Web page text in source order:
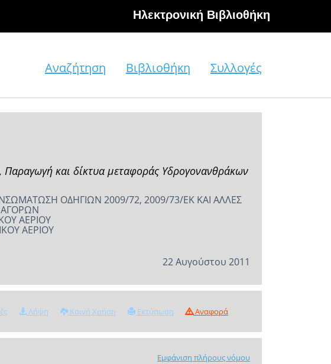
Hλεκτρονική Βιβλιοθήκη
Αναζήτηση Βιβλιοθήκη Συλλογές
Παραγωγή και δίκτυα μεταφοράς Υδρογονανθράκων
ΟΔΗΓΙΩΝ 2009/72, 2009/73/ΕΚ ΚΑΙ ΑΛΛΕΣ
ΑΓΟΡΩΝ
ΑΕΡΙΟΥ
ΑΕΡΙΟΥ
22 Αυγούστου 2011
Λήψη Κοινή Χρήση Εκτύπωση Αναφορά
Εμφάνιση πλήρους νόμου